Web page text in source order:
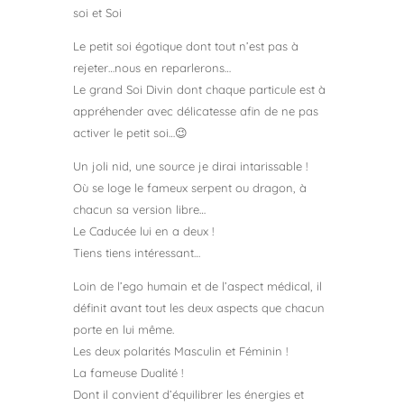
soi et Soi
Le petit soi égotique dont tout n’est pas à
rejeter…nous en reparlerons…
Le grand Soi Divin dont chaque particule est à
appréhender avec délicatesse afin de ne pas
activer le petit soi…😉
Un joli nid, une source je dirai intarissable !
Où se loge le fameux serpent ou dragon, à
chacun sa version libre…
Le Caducée lui en a deux !
Tiens tiens intéressant…
Loin de l’ego humain et de l’aspect médical, il
définit avant tout les deux aspects que chacun
porte en lui même.
Les deux polarités Masculin et Féminin !
La fameuse Dualité !
Dont il convient d’équilibrer les énergies et